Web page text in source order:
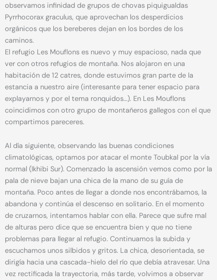
observamos infinidad de grupos de chovas piquigualdas
Pyrrhocorax graculus, que aprovechan los desperdicios
orgánicos que los bereberes dejan en los bordes de los
caminos.
El refugio Les Mouflons es nuevo y muy espacioso, nada que
ver con otros refugios de montaña. Nos alojaron en una
habitación de 12 catres, donde estuvimos gran parte de la
estancia a nuestro aire (interesante para tener espacio para
explayarnos y por el tema ronquidos…). En Les Mouflons
coincidimos con otro grupo de montañeros gallegos con el que
compartimos pareceres.
Al día siguiente, observando las buenas condiciones
climatológicas, optamos por atacar el monte Toubkal por la vía
normal (Ikhibi Sur). Comenzado la ascensión vemos como por la
pala de nieve bajan una chica de la mano de su guía de
montaña. Poco antes de llegar a donde nos encontrábamos, la
abandona y continúa el descenso en solitario. En el momento
de cruzarnos, intentamos hablar con ella. Parece que sufre mal
de alturas pero dice que se encuentra bien y que no tiene
problemas para llegar al refugio. Continuamos la subida y
escuchamos unos silbidos y gritos. La chica, desorientada, se
dirigía hacia una cascada-hielo del río que debía atravesar. Una
vez rectificada la trayectoria, más tarde, volvimos a observar